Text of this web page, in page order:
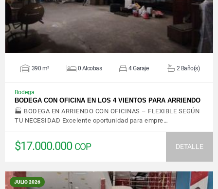
390 m² 0 Alcobas 4 Garaje 2 Baño(s)
Bodega
BODEGA CON OFICINA EN LOS 4 VIENTOS PARA ARRIENDO
🏭 BODEGA EN ARRIENDO CON OFICINAS – FLEXIBLE SEGÚN
TU NECESIDAD Excelente oportunidad para empre…
$17.000.000 COP DETALLE
JULIO 2026